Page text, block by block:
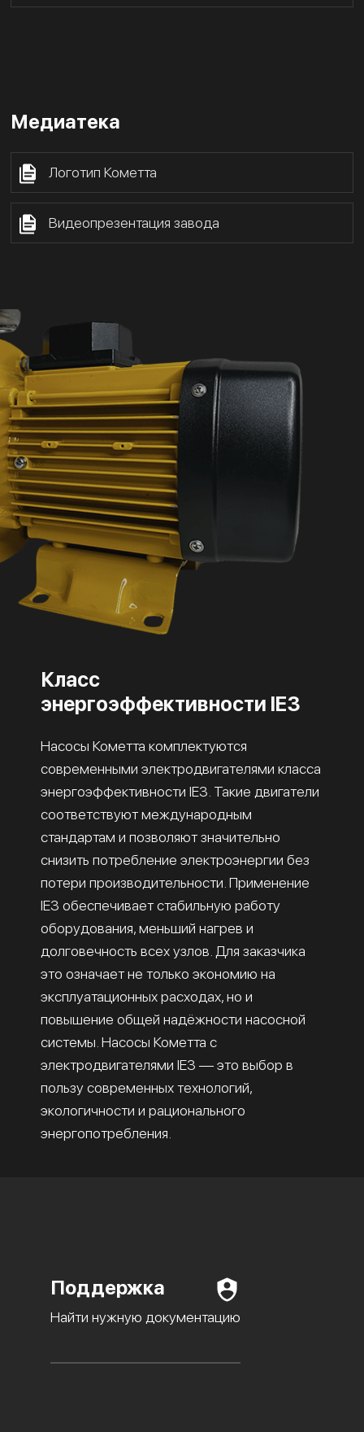
Медиатека
Логотип Кометта
Видеопрезентация завода
Класс
энергоэффективности IE3
Насосы Кометта комплектуются
современными электродвигателями класса
энергоэффективности IE3. Такие двигатели
соответствуют международным
стандартам и позволяют значительно
снизить потребление электроэнергии без
потери производительности. Применение
IE3 обеспечивает стабильную работу
оборудования, меньший нагрев и
долговечность всех узлов. Для заказчика
это означает не только экономию на
эксплуатационных расходах, но и
повышение общей надёжности насосной
системы. Насосы Кометта с
электродвигателями IE3 — это выбор в
пользу современных технологий,
экологичности и рационального
энергопотребления.
Поддержка
Найти нужную документацию